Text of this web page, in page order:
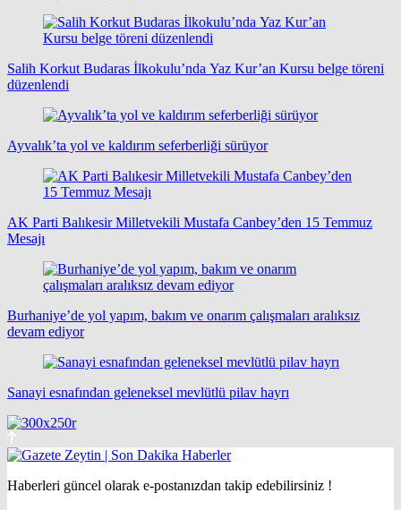
Salih Korkut Budaras İlkokulu’nda Yaz Kur’an Kursu belge töreni
düzenlendi
Ayvalık’ta yol ve kaldırım seferberliği sürüyor
AK Parti Balıkesir Milletvekili Mustafa Canbey’den 15 Temmuz
Mesajı
Burhaniye’de yol yapım, bakım ve onarım çalışmaları aralıksız
devam ediyor
Sanayi esnafından geleneksel mevlütlü pilav hayrı
Haberleri güncel olarak e-postanızdan takip edebilirsiniz !